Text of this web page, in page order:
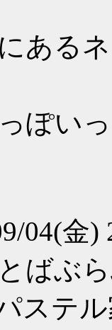
ある
ぽい
04(金)
ばぶ
ステ